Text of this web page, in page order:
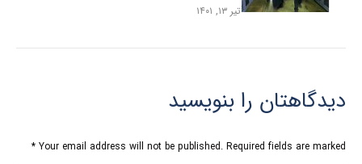
تیر ۱۳, ۱۴۰۱
دیدگاهتان را بنویسید
Your email address will not be published. Required fields are marked
*